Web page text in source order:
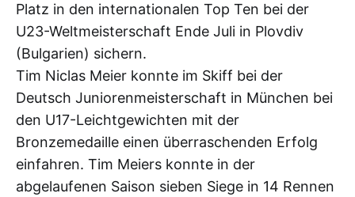
Platz in den internationalen Top Ten bei der
U23-Weltmeisterschaft Ende Juli in Plovdiv
(Bulgarien) sichern.
Tim Niclas Meier konnte im Skiff bei der
Deutsch Juniorenmeisterschaft in München bei
den U17-Leichtgewichten mit der
Bronzemedaille einen überraschenden Erfolg
einfahren. Tim Meiers konnte in der
abgelaufenen Saison sieben Siege in 14 Rennen